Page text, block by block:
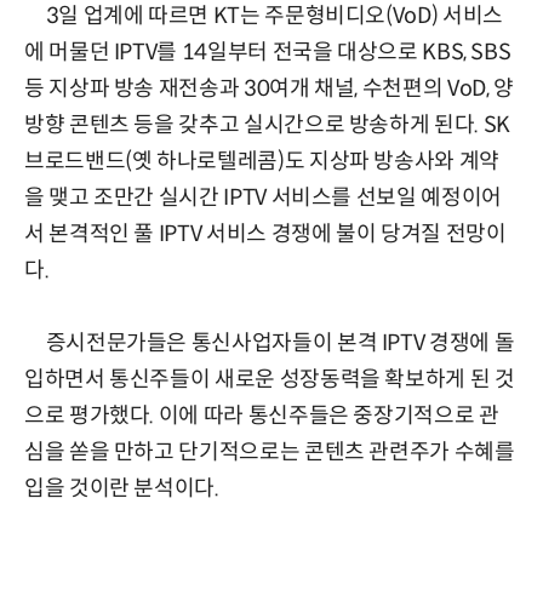
3일 업계에 따르면 KT는 주문형비디오(VoD) 서비스
에 머물던 IPTV를 14일부터 전국을 대상으로 KBS, SBS
등 지상파 방송 재전송과 30여개 채널, 수천편의 VoD, 양
방향 콘텐츠 등을 갖추고 실시간으로 방송하게 된다. SK
브로드밴드(옛 하나로텔레콤)도 지상파 방송사와 계약
을 맺고 조만간 실시간 IPTV 서비스를 선보일 예정이어
서 본격적인 풀 IPTV 서비스 경쟁에 불이 당겨질 전망이
다.
증시전문가들은 통신사업자들이 본격 IPTV 경쟁에 돌
입하면서 통신주들이 새로운 성장동력을 확보하게 된 것
으로 평가했다. 이에 따라 통신주들은 중장기적으로 관
심을 쏟을 만하고 단기적으로는 콘텐츠 관련주가 수혜를
입을 것이란 분석이다.